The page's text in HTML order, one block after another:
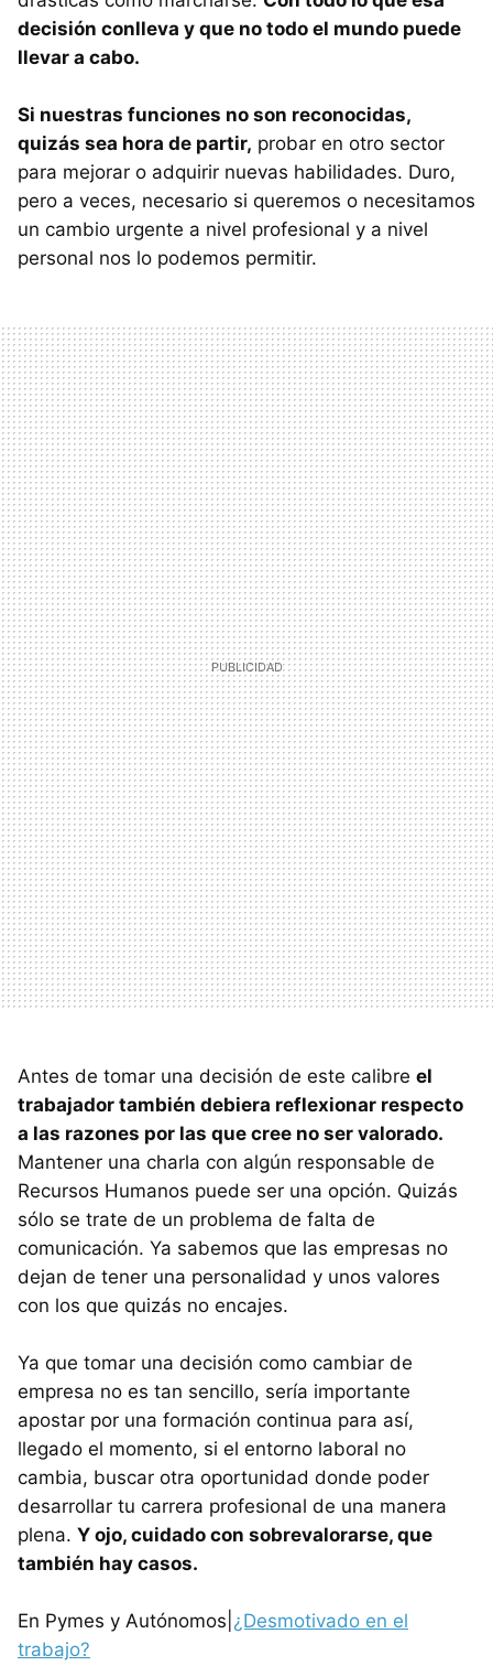
decisión conlleva y que no todo el mundo puede
llevar a cabo.
Si nuestras funciones no son reconocidas,
quizás sea hora de partir, probar en otro sector
para mejorar o adquirir nuevas habilidades. Duro,
pero a veces, necesario si queremos o necesitamos
un cambio urgente a nivel profesional y a nivel
personal nos lo podemos permitir.
Antes de tomar una decisión de este calibre el
trabajador también debiera reflexionar respecto
a las razones por las que cree no ser valorado.
Mantener una charla con algún responsable de
Recursos Humanos puede ser una opción. Quizás
sólo se trate de un problema de falta de
comunicación. Ya sabemos que las empresas no
dejan de tener una personalidad y unos valores
con los que quizás no encajes.
Ya que tomar una decisión como cambiar de
empresa no es tan sencillo, sería importante
apostar por una formación continua para así,
llegado el momento, si el entorno laboral no
cambia, buscar otra oportunidad donde poder
desarrollar tu carrera profesional de una manera
plena. Y ojo, cuidado con sobrevalorarse, que
también hay casos.
En Pymes y Autónomos| ¿Desmotivado en el
trabajo?